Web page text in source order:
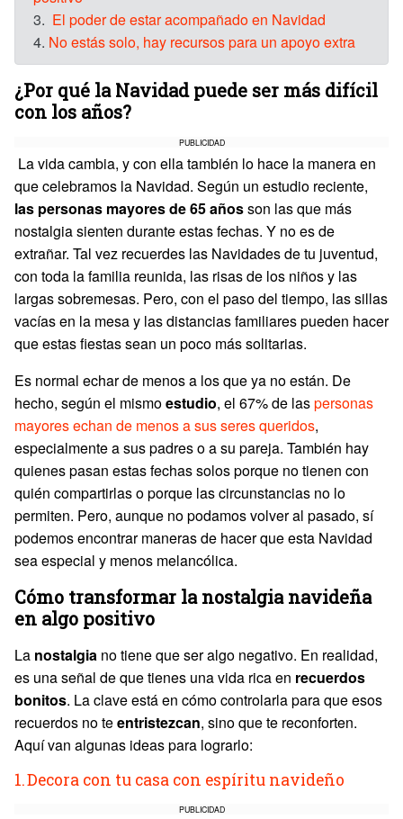
3. El poder de estar acompañado en Navidad
4. No estás solo, hay recursos para un apoyo extra
¿Por qué la Navidad puede ser más difícil
con los años?
PUBLICIDAD
La vida cambia, y con ella también lo hace la manera en
que celebramos la Navidad. Según un estudio reciente,
las personas mayores de 65 añosson las que más
nostalgia sienten durante estas fechas. Y no es de
extrañar. Tal vez recuerdes las Navidades de tu juventud,
con toda la familia reunida, las risas de los niños y las
largas sobremesas. Pero, con el paso del tiempo, las sillas
vacías en la mesa y las distancias familiares pueden hacer
que estas fiestas sean un poco más solitarias.
Es normal echar de menos a los que ya no están. De
hecho, según el mismoestudio, el 67% de laspersonas
mayores echan de menos a sus seres queridos,
especialmente a sus padres o a su pareja. También hay
quienes pasan estas fechas solos porque no tienen con
quién compartirlas o porque las circunstancias no lo
permiten. Pero, aunque no podamos volver al pasado, sí
podemos encontrar maneras de hacer que esta Navidad
sea especial y menos melancólica.
Cómo transformar la nostalgia navideña
en algo positivo
La nostalgia no tiene que ser algo negativo. En realidad,
es una señal de que tienes una vida rica en recuerdos
bonitos. La clave está en cómo controlarla para que esos
recuerdos no teentristezcan, sino que te reconforten.
Aquí van algunas ideas para lograrlo:
1.Decora con tu casa con espíritu navideño
PUBLICIDAD